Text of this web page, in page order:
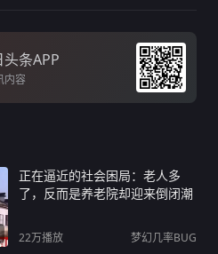
条APP
内容
正在逼近的社会困局：老人多
了，反而是养老院却迎来倒闭潮
22万播放 梦幻几率BUG